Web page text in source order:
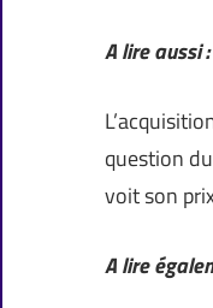
A lire aussi :
question
voit son
A lire